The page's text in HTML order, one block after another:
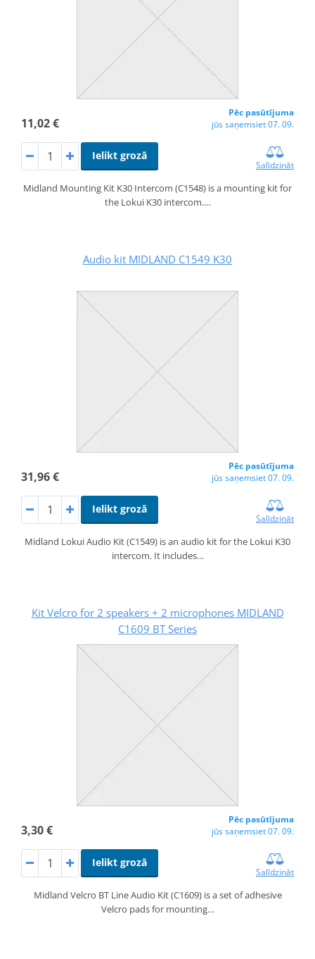
11,02 €
Pēc pasūtījuma
jūs saņemsiet 07. 09.
Ielikt grozā
Salīdzināt
Midland Mounting Kit K30 Intercom (C1548) is a mounting kit for
the Lokui K30 intercom.…
Audio kit MIDLAND C1549 K30
31,96 €
Pēc pasūtījuma
jūs saņemsiet 07. 09.
Ielikt grozā
Salīdzināt
Midland Lokui Audio Kit (C1549) is an audio kit for the Lokui K30
intercom. It includes…
Kit Velcro for 2 speakers + 2 microphones MIDLAND
C1609 BT Series
3,30 €
Pēc pasūtījuma
jūs saņemsiet 07. 09.
Ielikt grozā
Salīdzināt
Midland Velcro BT Line Audio Kit (C1609) is a set of adhesive
Velcro pads for mounting…